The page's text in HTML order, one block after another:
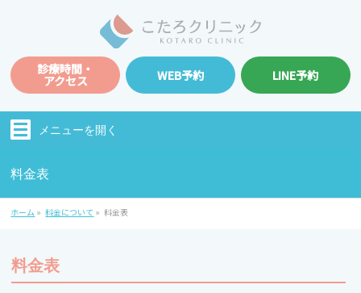
診療時間・
アクセス WEB予約 LINE予約
メニューを開く
料金表
ホーム » 料金について » 料金表
料金表